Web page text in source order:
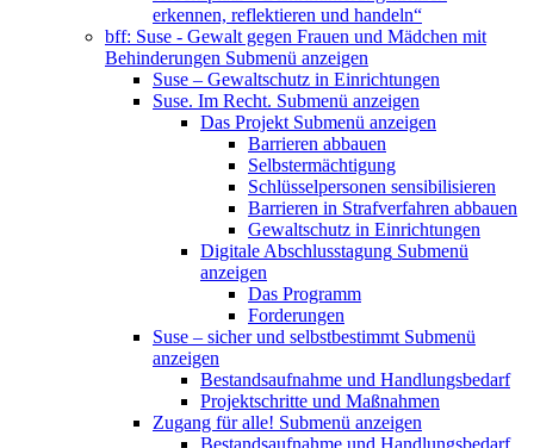
erkennen, reflektieren und handeln“
bff: Suse - Gewalt gegen Frauen und Mädchen mit
Behinderungen Submenü anzeigen
Suse – Gewaltschutz in Einrichtungen
Suse. Im Recht. Submenü anzeigen
Das Projekt Submenü anzeigen
Barrieren abbauen
Selbstermächtigung
Schlüsselpersonen sensibilisieren
Barrieren in Strafverfahren abbauen
Gewaltschutz in Einrichtungen
Digitale Abschlusstagung Submenü
anzeigen
Das Programm
Forderungen
Suse – sicher und selbstbestimmt Submenü
anzeigen
Bestandsaufnahme und Handlungsbedarf
Projektschritte und Maßnahmen
Zugang für alle! Submenü anzeigen
Bestandsaufnahme und Handlungsbedarf